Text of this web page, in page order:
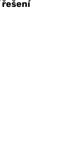
řešení